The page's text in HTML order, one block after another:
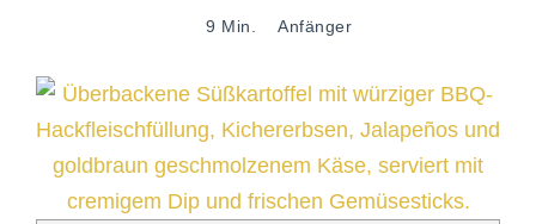
9 Min. Anfänger